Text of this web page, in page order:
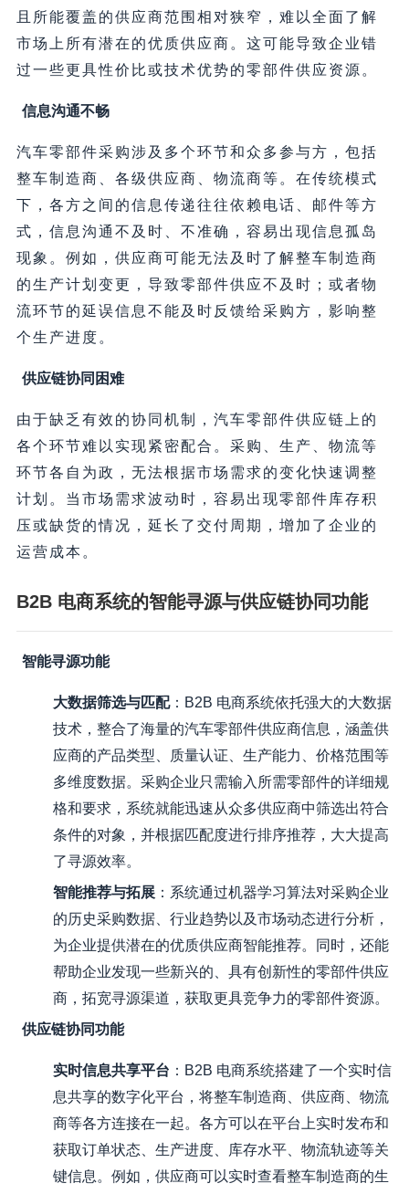
且所能覆盖的供应商范围相对狭窄，难以全面了解
市场上所有潜在的优质供应商。这可能导致企业错
过一些更具性价比或技术优势的零部件供应资源。
信息沟通不畅
汽车零部件采购涉及多个环节和众多参与方，包括
整车制造商、各级供应商、物流商等。在传统模式
下，各方之间的信息传递往往依赖电话、邮件等方
式，信息沟通不及时、不准确，容易出现信息孤岛
现象。例如，供应商可能无法及时了解整车制造商
的生产计划变更，导致零部件供应不及时；或者物
流环节的延误信息不能及时反馈给采购方，影响整
个生产进度。
供应链协同困难
由于缺乏有效的协同机制，汽车零部件供应链上的
各个环节难以实现紧密配合。采购、生产、物流等
环节各自为政，无法根据市场需求的变化快速调整
计划。当市场需求波动时，容易出现零部件库存积
压或缺货的情况，延长了交付周期，增加了企业的
运营成本。
B2B 电商系统的智能寻源与供应链协同功能
智能寻源功能
大数据筛选与匹配：B2B 电商系统依托强大的大数据
技术，整合了海量的汽车零部件供应商信息，涵盖供
应商的产品类型、质量认证、生产能力、价格范围等
多维度数据。采购企业只需输入所需零部件的详细规
格和要求，系统就能迅速从众多供应商中筛选出符合
条件的对象，并根据匹配度进行排序推荐，大大提高
了寻源效率。
智能推荐与拓展：系统通过机器学习算法对采购企业
的历史采购数据、行业趋势以及市场动态进行分析，
为企业提供潜在的优质供应商智能推荐。同时，还能
帮助企业发现一些新兴的、具有创新性的零部件供应
商，拓宽寻源渠道，获取更具竞争力的零部件资源。
供应链协同功能
实时信息共享平台 ：B2B 电商系统搭建了一个实时信
息共享的数字化平台，将整车制造商、供应商、物流
商等各方连接在一起。各方可以在平台上实时发布和
获取订单状态、生产进度、库存水平、物流轨迹等关
键信息。例如，供应商可以实时查看整车制造商的生